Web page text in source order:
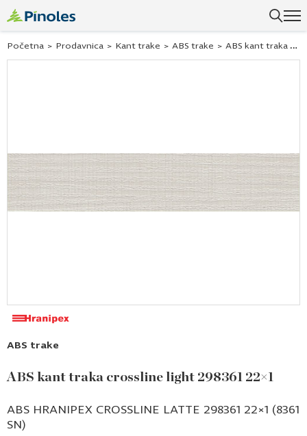
Početna > Prodavnica > Kant trake > ABS trake > ABS kant traka crossline light 298361 22×1
ABS trake
ABS kant traka crossline light 298361 22×1
ABS HRANIPEX CROSSLINE LATTE 298361 22×1 (8361
SN)